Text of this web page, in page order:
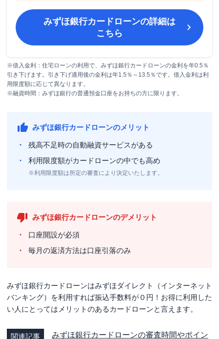
みずほ銀行カードローンの詳細は
こちら
※借入金利：住宅ローンの利用で、みずほ銀行カードローンの金利を年0.5％
引き下げます。引き下げ適用後の金利は年1.5％～13.5％です。借入金利は利
用限度額に応じて異なります。
※融資時間：みずほ銀行の普通預金口座をお持ちの方に限ります。
みずほ銀行カードローンのメリット
残高不足時の自動融資サービスがある
利用限度額がカードローンの中でも高め
※利用限度額は所定の審査により決定いたします。
みずほ銀行カードローンのデメリット
口座開設が必須
毎月の返済方法は口座引落のみ
みずほ銀行カードローンはみずほダイレクト（インターネット
バンキング）を利用すれば振込手数料が０円！お得に利用した
い人にとってはメリットのあるカードローンと言えます。
関連記事
みずほ銀行カードローンの審査時間やポイン